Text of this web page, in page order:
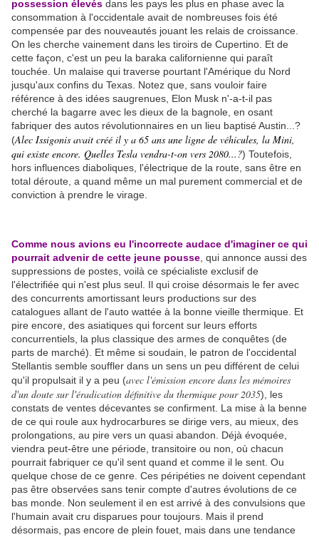
possession élevés dans les pays les plus en phase avec la
consommation à l'occidentale avait de nombreuses fois été
compensée par des nouveautés jouant les relais de croissance.
On les cherche vainement dans les tiroirs de Cupertino. Et de
cette façon, c'est un peu la baraka californienne qui paraît
touchée. Un malaise qui traverse pourtant l'Amérique du Nord
jusqu'aux confins du Texas. Notez que, sans vouloir faire
référence à des idées saugrenues, Elon Musk n'-a-t-il pas
cherché la bagarre avec les dieux de la bagnole, en osant
fabriquer des autos révolutionnaires en un lieu baptisé Austin...?
(Alec Issigonis avait créé il y a 65 ans une ligne de véhicules, la Mini,
qui existe encore. Quelles Tesla vendra-t-on vers 2080...?) Toutefois,
hors influences diaboliques, l'électrique de la route, sans être en
total déroute, a quand même un mal purement commercial et de
conviction à prendre le virage.
Comme nous avions eu l'incorrecte audace d'imaginer ce qui
pourrait advenir de cette jeune pousse , qui annonce aussi des
suppressions de postes, voilà ce spécialiste exclusif de
l'électrifiée qui n'est plus seul. Il qui croise désormais le fer avec
des concurrents amortissant leurs productions sur des
catalogues allant de l'auto wattée à la bonne vieille thermique. Et
pire encore, des asiatiques qui forcent sur leurs efforts
concurrentiels, la plus classique des armes de conquêtes (de
parts de marché). Et même si soudain, le patron de l'occidental
Stellantis semble souffler dans un sens un peu différent de celui
qu'il propulsait il y a peu (avec l'émission encore dans les mémoires
d'un doute sur l'éradication définitive du thermique pour 2035), les
constats de ventes décevantes se confirment. La mise à la benne
de ce qui roule aux hydrocarbures se dirige vers, au mieux, des
prolongations, au pire vers un quasi abandon. Déjà évoquée,
viendra peut-être une période, transitoire ou non, où chacun
pourrait fabriquer ce qu'il sent quand et comme il le sent. Ou
quelque chose de ce genre. Ces péripéties ne doivent cependant
pas être observées sans tenir compte d'autres évolutions de ce
bas monde. Non seulement il en est arrivé à des convulsions que
l'humain avait cru disparues pour toujours. Mais il prend
désormais, pas encore de plein fouet, mais dans une tendance